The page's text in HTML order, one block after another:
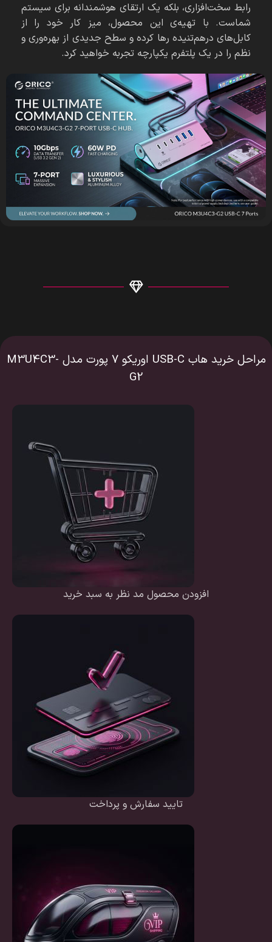
رابط سخت‌افزاری، بلکه یک ارتقای هوشمندانه برای سیستم
شماست. با تهیه‌ی این محصول، میز کار خود را از
کابل‌های درهم‌تنیده رها کرده و سطح جدیدی از بهره‌وری و
نظم را در یک پلتفرم یکپارچه تجربه خواهید کرد.
مراحل خرید هاب USB-C اوریکو 7 پورت مدل M3U4C3-
G2
افزودن محصول مد نظر به سبد خرید
تایید سفارش و پرداخت